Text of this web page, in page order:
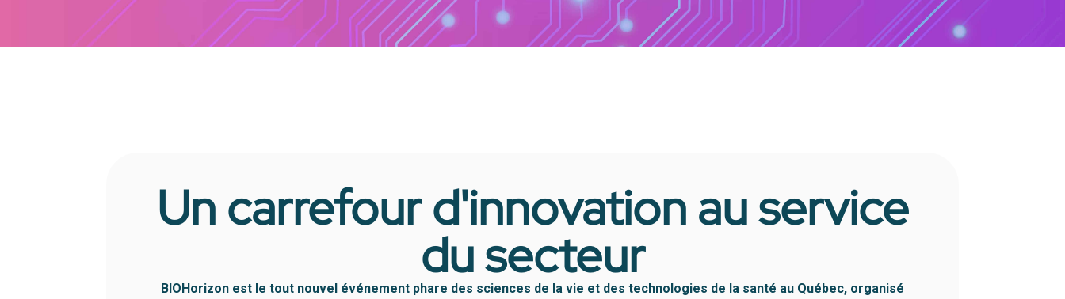
Un carrefour d'innovation au service
du secteur
BIOHorizon est le tout nouvel événement phare des sciences de la vie et des technologies de la santé au Québec, organisé